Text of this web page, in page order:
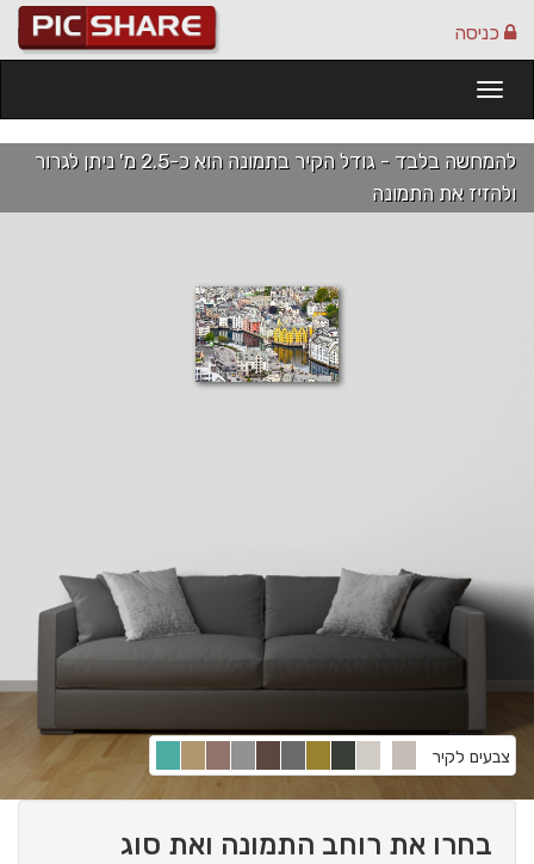
כניסה
להמחשה בלבד - גודל הקיר בתמונה הוא כ-2.5 מ' ניתן לגרור
ולהזיז את התמונה
צבעים לקיר
בחרו את רוחב התמונה ואת סוג